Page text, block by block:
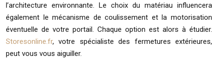
l’architecture environnante. Le choix du matériau influencera
également le mécanisme de coulissement et la motorisation
éventuelle de votre portail. Chaque option est alors à étudier.
Storesonline.fr, votre spécialiste des fermetures extérieures,
peut vous vous aiguiller.